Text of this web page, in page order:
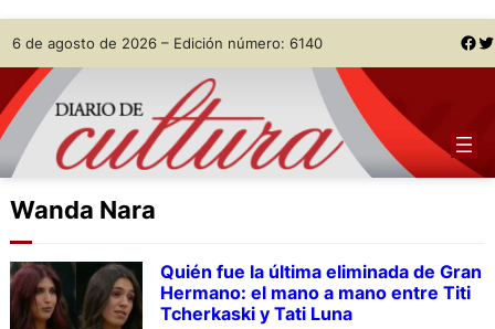
Skip
to
content
6 de agosto de 2026 – Edición número: 6140 Facebook Twitter
Wanda Nara
Quién fue la última eliminada de Gran
Hermano: el mano a mano entre Titi
Tcherkaski y Tati Luna